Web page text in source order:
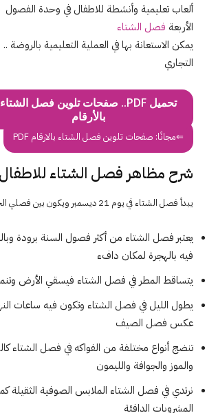
ألعاب تعليمية وأنشطة للاطفال في وحدة الفصول
الأربعة فصل الشتاء
يمكن الاستعانة بها في العملية التعليمية بالروضة
التجاري
تحميل PDF.. صفحات تلوين فصل الشتاء
بالأرقام
⇐مجانًا: صفحات تلوين فصل الشتاء بالارقام PDF
شرح مظاهر فصل الشتاء للاطفال
يبدأ فصل الشتاء في يوم 21 ديسمبر ويكون بين فصلي الخريف والربيع
يعتبر فصل الشتاء من أكثر فصول السنة برودة
فيه بالهجرة لمكان دافء
يتساقط المطر في فصل الشتاء فيسقي الأرض وتنمو
يطول الليل في فصل الشتاء وتكون فيه ساعات
عكس فصل الصيف
تنضج أنواع مختلفة من الفواكه في فصل الشتاء
والموز والجوافة والليمون
نرتدي في فصل الشتاء الملابس الصوفية الثقيلة
المشروبات الدافئة